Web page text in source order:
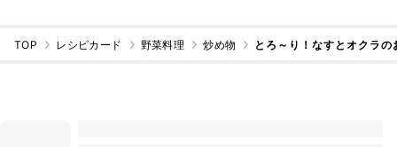
TOP レシピカード 野菜料理 炒め物 とろ～り！なすとオクラ